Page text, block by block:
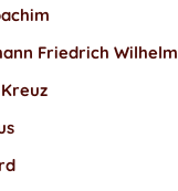
Friedrich Wilhelm